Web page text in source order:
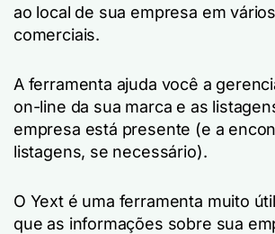
ao local de sua empresa em
comerciais.
A ferramenta ajuda você a
on-line da sua marca e as
empresa está presente (e a
listagens, se necessário).
O Yext é uma ferramenta muito
que as informações sobre sua